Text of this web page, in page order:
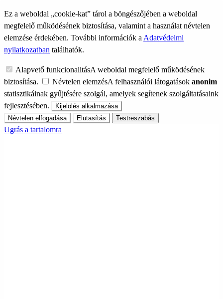
Ez a weboldal „cookie-kat” tárol a böngészőjében a weboldal
megfelelő működésének biztosítása, valamint a használat névtelen
elemzése érdekében. További információk a Adatvédelmi
nyilatkozatban találhatók.
Alapvető funkcionalitásA weboldal megfelelő működésének
biztosítása.
Névtelen elemzésA felhasználói látogatások anonim
statisztikáinak gyűjtésére szolgál, amelyek segítenek szolgáltatásaink
fejlesztésében.
Kijelölés alkalmazása
Névtelen elfogadása
Elutasítás Testreszabás
Ugrás a tartalomra